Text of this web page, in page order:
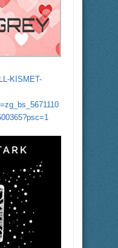
KISMET-